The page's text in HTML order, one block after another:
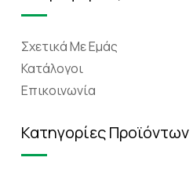
Σχετικά Mε Eμάς
Κατάλογοι
Επικοινωνία
Κατηγορίες Προϊόντων